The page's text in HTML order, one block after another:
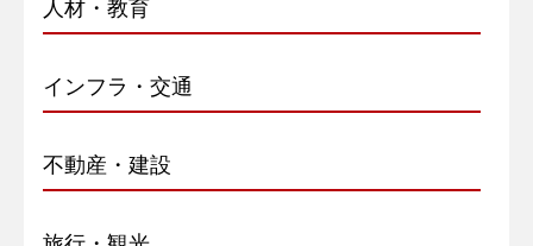
人材・教育
インフラ・交通
不動産・建設